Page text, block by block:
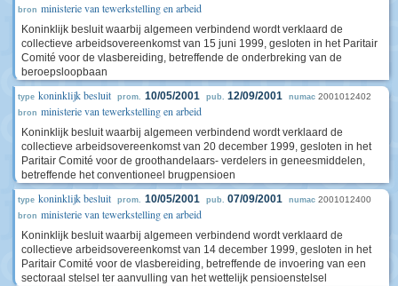
bron ministerie van tewerkstelling en arbeid
Koninklijk besluit waarbij algemeen verbindend wordt verklaard de
collectieve arbeidsovereenkomst van 15 juni 1999, gesloten in het Paritair
Comité voor de vlasbereiding, betreffende de onderbreking van de
beroepsloopbaan
type koninklijk besluit prom. 10/05/2001 pub. 12/09/2001 numac 2001012402
bron ministerie van tewerkstelling en arbeid
Koninklijk besluit waarbij algemeen verbindend wordt verklaard de
collectieve arbeidsovereenkomst van 20 december 1999, gesloten in het
Paritair Comité voor de groothandelaars- verdelers in geneesmiddelen,
betreffende het conventioneel brugpensioen
type koninklijk besluit prom. 10/05/2001 pub. 07/09/2001 numac 2001012400
bron ministerie van tewerkstelling en arbeid
Koninklijk besluit waarbij algemeen verbindend wordt verklaard de
collectieve arbeidsovereenkomst van 14 december 1999, gesloten in het
Paritair Comité voor de vlasbereiding, betreffende de invoering van een
sectoraal stelsel ter aanvulling van het wettelijk pensioenstelsel